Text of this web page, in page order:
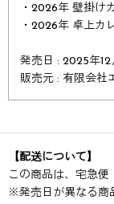
・2026年 壁掛け
・2026年 卓上カ
発売日 : 2025年12
販売元 : 有限会社
【配送について】
この商品は、宅急便
※発売日が異なる商